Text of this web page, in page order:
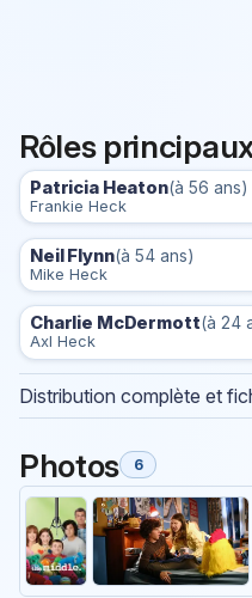
Rôles
Patricia Heaton(à 56 ans)
Frankie Heck
Neil Flynn(à 54 ans)
Mike Heck
Charlie McDermott(à 24
Axl Heck
Distribution complète et
Photos 6